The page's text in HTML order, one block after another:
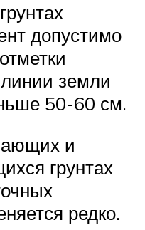
допустимо
земли
50-60 см.
и
грунтах
редко.